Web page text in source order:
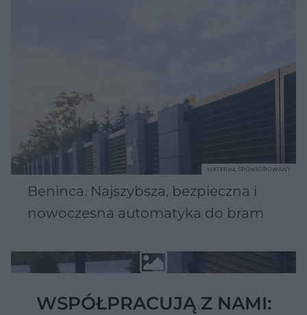
Beninca. Najszybsza, bezpieczna i
nowoczesna automatyka do bram
MATERIAŁ SPONSOROWANY
WSPÓŁPRACUJĄ Z NAMI: